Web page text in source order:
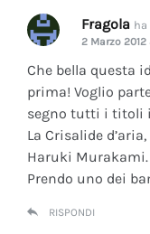
Fragola ha
2 Marzo
Che bella questa
prima! Voglio
segno tutti i titoli
La Crisalide d’aria
Haruki Murakami.
Prendo uno dei
RISPONDI